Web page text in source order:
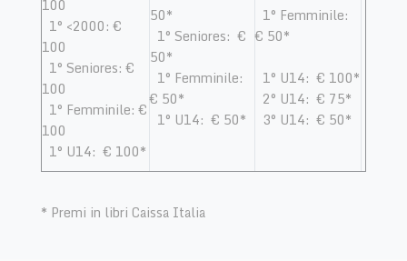
100
1° <2000: €
100
1° Seniores: €
100
1° Femminile: €
100
1° U14: € 100*
50*
1° Seniores: €
50*
1° Femminile:
€ 50*
1° U14: € 50*
1° Femminile:
€ 50*
1° U14: € 100*
​ 2° U14: € 75*​
3° U14: € 50*
* Premi in libri Caissa Italia